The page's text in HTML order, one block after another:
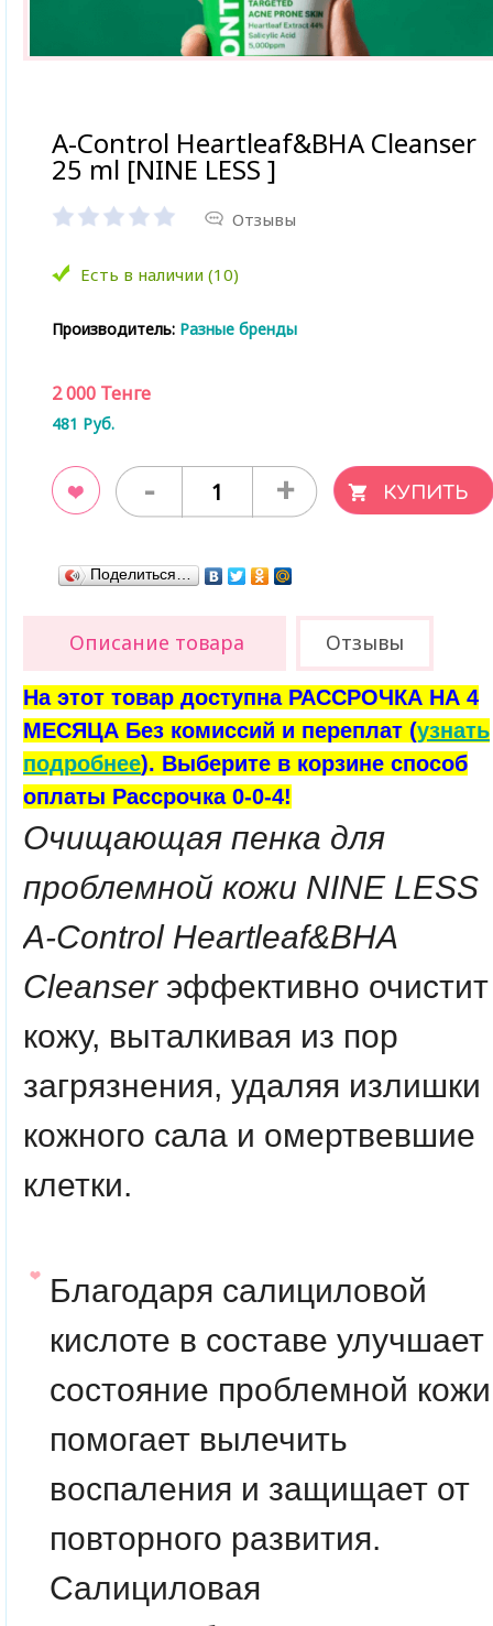
A-Control Heartleaf&BHA Cleanser
25 ml [NINE LESS ]
Отзывы
Есть в наличии (10)
Производитель: Разные бренды
2 000 Тенге
481 Руб.
- +
Поделиться…
Описание товара Отзывы
На этот товар доступна РАССРОЧКА НА 4
МЕСЯЦА Без комиссий и переплат (узнать
подробнее). Выберите в корзине способ
оплаты Рассрочка 0-0-4!
Очищающая пенка для
проблемной кожи NINE LESS
A-Control Heartleaf&BHA
Cleanser эффективно очистит
кожу, выталкивая из пор
загрязнения, удаляя излишки
кожного сала и омертвевшие
клетки.
Благодаря салициловой
кислоте в составе улучшает
состояние проблемной
помогает вылечить
воспаления и защищает от
повторного развития.
Салициловая